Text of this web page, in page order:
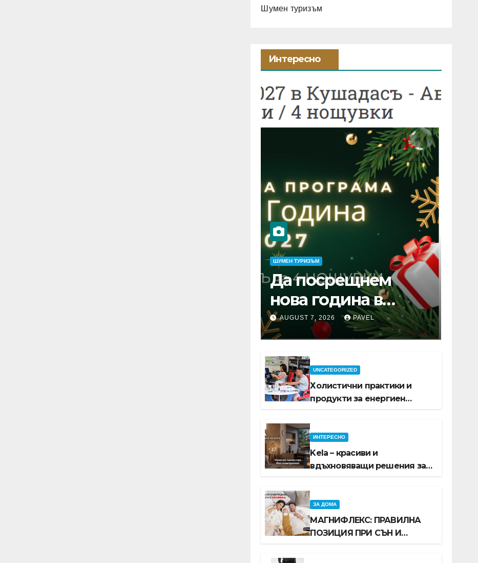
Шумен туризъм
Интересно
ШУМЕН ТУРИЗЪМ
Да посрещнем
нова година в
Кушадасъ? Вижте
защо си заслужава
…
AUGUST 7, 2026 PAVEL
UNCATEGORIZED
Холистични практики и
продукти за енергиен
ИНТЕРЕСНО
Kela – красиви и
вдъхновяващи решения за
ЗА ДОМА
МАГНИФЛЕКС: ПРАВИЛНА
ПОЗИЦИЯ ПРИ СЪН И